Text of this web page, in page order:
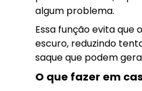
algum problema.
Essa função evita que
escuro, reduzindo
saque que podem
O que fazer em